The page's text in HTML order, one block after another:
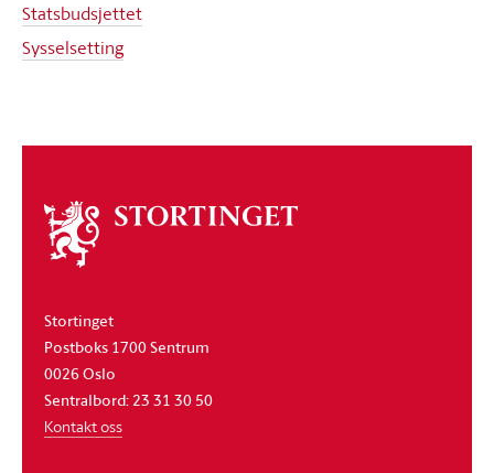
Statsbudsjettet
Sysselsetting
Om
stortinget
Stortinget
Postboks 1700 Sentrum
0026 Oslo
Sentralbord: 23 31 30 50
Kontakt oss